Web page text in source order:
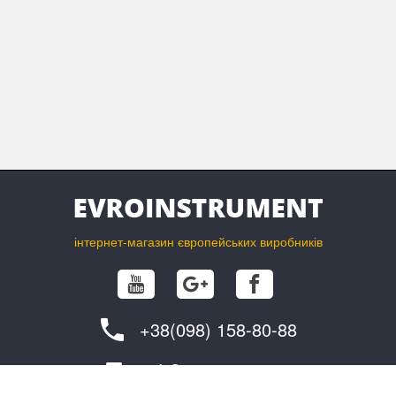
інтернет-магазин європейських виробників
+38(098) 158-80-88
info@evroinstrument.com